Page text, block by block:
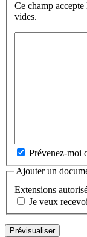
Ce champ
vides.
Prévenez-moi
Ajouter un
Extensions
Je veux